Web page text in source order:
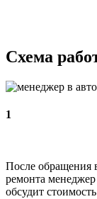
Схема
1
После обращения
ремонта менеджер
обсудит